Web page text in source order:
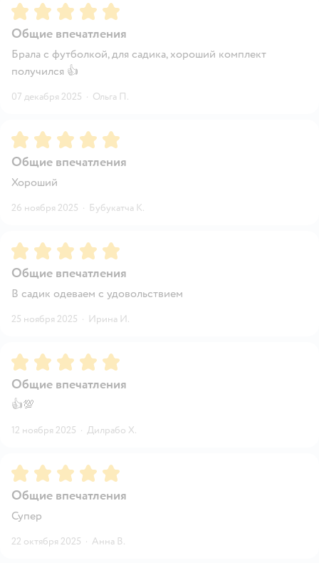
Рейтинг:5
Общие впечатления
Брала с футболкой, для садика, хороший комплект
получился 👍
07 декабря 2025 · Ольга П.
Рейтинг:5
Общие впечатления
Хороший
26 ноября 2025 · Бубукатча К.
Рейтинг:5
Общие впечатления
В садик одеваем с удовольствием
25 ноября 2025 · Ирина И.
Рейтинг:5
Общие впечатления
👍💯
12 ноября 2025 · Дилрабо Х.
Рейтинг:5
Общие впечатления
Супер
22 октября 2025 · Анна В.